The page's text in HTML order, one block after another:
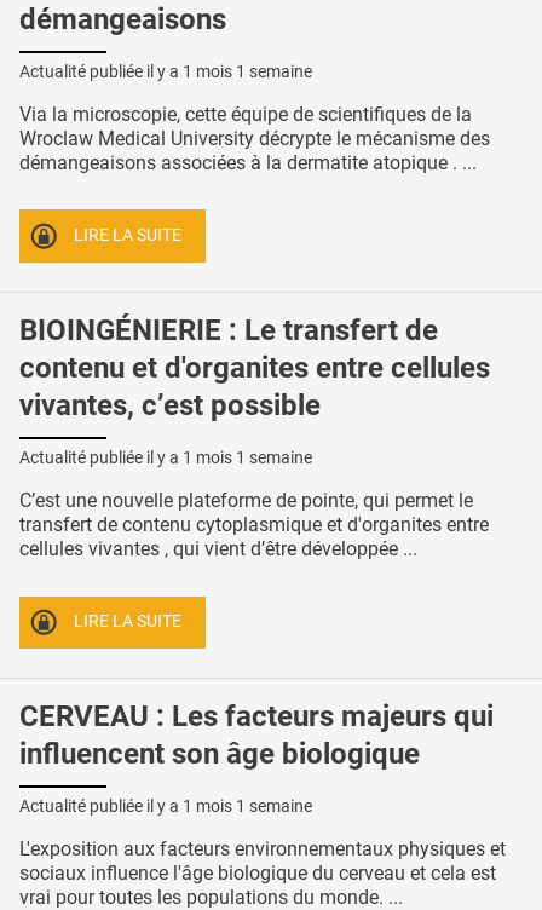
démangeaisons
Actualité publiée il y a 1 mois 1 semaine
Via la microscopie, cette équipe de scientifiques de la
Wroclaw Medical University décrypte le mécanisme des
démangeaisons associées à la dermatite atopique . ...
LIRE LA SUITE
BIOINGÉNIERIE : Le transfert de
contenu et d'organites entre cellules
vivantes, c’est possible
Actualité publiée il y a 1 mois 1 semaine
C’est une nouvelle plateforme de pointe, qui permet le
transfert de contenu cytoplasmique et d'organites entre
cellules vivantes , qui vient d’être développée ...
LIRE LA SUITE
CERVEAU : Les facteurs majeurs qui
influencent son âge biologique
Actualité publiée il y a 1 mois 1 semaine
L'exposition aux facteurs environnementaux physiques et
sociaux influence l'âge biologique du cerveau et cela est
vrai pour toutes les populations du monde. ...